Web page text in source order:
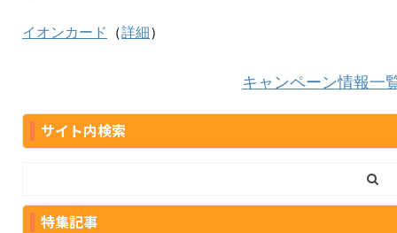
イオンカード （詳細）
キャンペーン情報一
サイト内検索
特集記事